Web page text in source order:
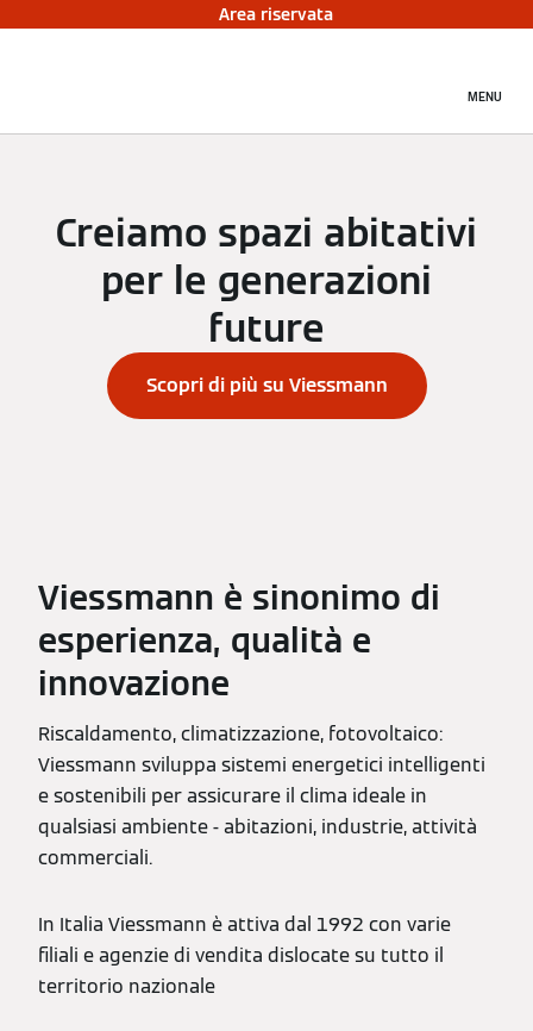
Area riservata
MENU
Creiamo spazi abitativi
per le generazioni
future
Scopri di più su Viessmann
Viessmann è sinonimo di
esperienza, qualità e
innovazione
Riscaldamento, climatizzazione, fotovoltaico:
Viessmann sviluppa sistemi energetici intelligenti
e sostenibili per assicurare il clima ideale in
qualsiasi ambiente - abitazioni, industrie, attività
commerciali.
In Italia Viessmann è attiva dal 1992 con varie
filiali e agenzie di vendita dislocate su tutto il
territorio nazionale